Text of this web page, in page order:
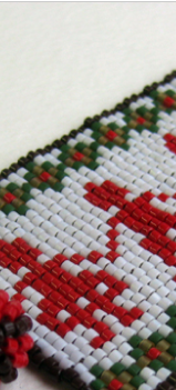
2020年 2019年
ーフ ポルトボ